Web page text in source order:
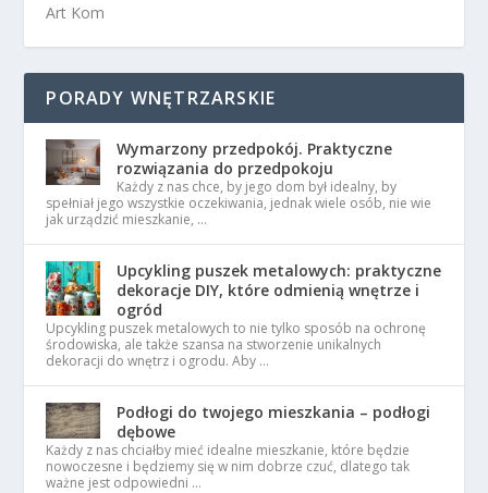
Art Kom
PORADY WNĘTRZARSKIE
Wymarzony przedpokój. Praktyczne
rozwiązania do przedpokoju
Każdy z nas chce, by jego dom był idealny, by
spełniał jego wszystkie oczekiwania, jednak wiele osób, nie wie
jak urządzić mieszkanie, …
Upcykling puszek metalowych: praktyczne
dekoracje DIY, które odmienią wnętrze i
ogród
Upcykling puszek metalowych to nie tylko sposób na ochronę
środowiska, ale także szansa na stworzenie unikalnych
dekoracji do wnętrz i ogrodu. Aby …
Podłogi do twojego mieszkania – podłogi
dębowe
Każdy z nas chciałby mieć idealne mieszkanie, które będzie
nowoczesne i będziemy się w nim dobrze czuć, dlatego tak
ważne jest odpowiedni …